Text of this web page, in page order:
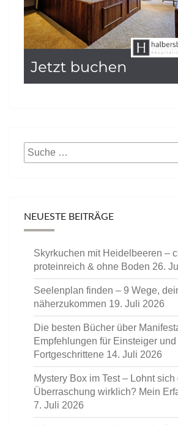
Suche
nach:
NEUESTE BEITRÄGE
Skyrkuchen mit Heidelbeeren –
proteinreich & ohne Boden 26.
Seelenplan finden – 9 Wege,
näherzukommen 19. Juli 2026
Die besten Bücher über
Empfehlungen für Einsteiger und
Fortgeschrittene 14. Juli 2026
Mystery Box im Test – Lohnt sich
Überraschung wirklich? Mein
7. Juli 2026